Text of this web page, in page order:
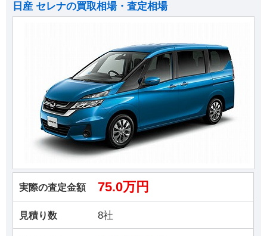
日産 セレナの買取相場・査定相場
実際の査定金額 75.0万円
見積り数 8社